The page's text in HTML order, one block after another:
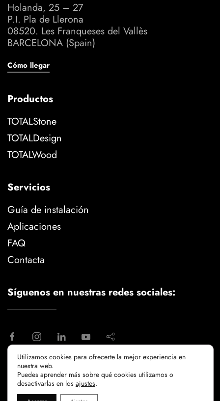
Holanda, 25 – 27
P.I. Pla de Llerona
08520. Les Franqueses del Vallès
BARCELONA (Spain)
Cómo llegar
Productos
TOTALStone
TOTALDesign
TOTALWood
Servicios
Guía de instalación
Aplicaciones
FAQ
Contacta
Síguenos en nuestras redes sociales:
aviso legal
politica de privacidad
politicia de cookies
Utilizamos cookies para ofrecerte la mejor experiencia en
nuestra web.
Puedes aprender más sobre qué cookies utilizamos o
desactivarlas en los ajustes.